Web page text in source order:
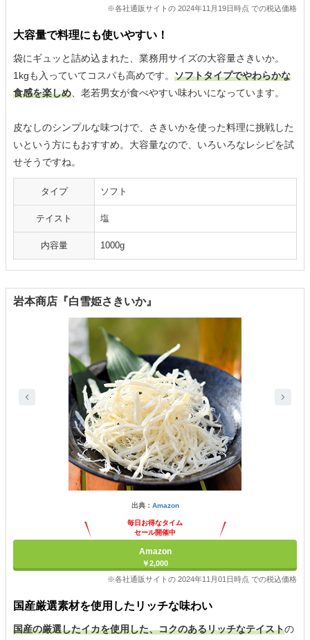
※各社通販サイトの 2024年11月19日時点 での税込価格
大容量で料理にも使いやすい！
袋にギュッと詰め込まれた、業務用サイズの大容量さきいか。
1kgも入っていてコスパも高めです。 ソフトタイプでやわらかな
食感を楽しめ、老若男女が食べやすい味わいになっています。
皮なしのシンプルな味つけで、さきいかを使った料理に挑戦した
いという方にもおすすめ。大容量なので、いろいろなレシピを試
せそうですね。
タイプ ソフト
テイスト 塩
内容量 1000g
岩本商店『白雪姫さきいか』
出典： Amazon
毎日お得なタイム
セール開催中
Amazon
￥2,000
※各社通販サイトの 2024年11月01日時点 での税込価格
国産厳選素材を使用したリッチな味わい
国産の厳選したイカを使用した、コクのあるリッチなテイストの